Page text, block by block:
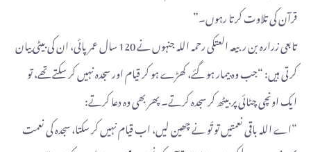
قرآن کی تلاوت کرتا رہوں۔”
تابعی زرارہ بن ربیعہ العتکی رحمہ اللہ جنہوں نے 120 سال عمر پائی، ان کی بیٹی بیان
کرتی ہیں: “جب وہ بیمار ہو گئے، کھڑے ہو کر قیام اور سجدہ نہیں کر سکتے تھے، تو
ایک اونچی چٹائی پر بیٹھ کر سجدہ کرتے۔ پھر بھی وہ دعا کرتے:
“اے اللہ باقی نعمتیں تو تُو نے چھین لیں، اب قیام نہیں کر سکتا، سجدہ کی نعمت